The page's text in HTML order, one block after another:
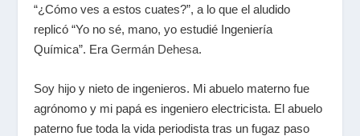
“¿Cómo ves a estos cuates?”, a lo que el aludido
replicó “Yo no sé, mano, yo estudié Ingeniería
Química”. EraGermán Dehesa.
Soy hijo y nieto de ingenieros. Mi abuelo materno fue
agrónomo y mi papá es ingeniero electricista. El abuelo
paterno fue toda la vida periodista tras un fugaz paso